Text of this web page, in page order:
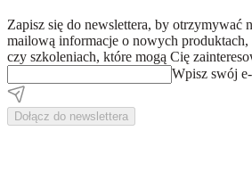
Zapisz się do newslettera, by otrzymywać
mailową informacje o nowych produktach,
czy szkoleniach, które mogą Cię
Wpisz swój
Dołącz do newslettera